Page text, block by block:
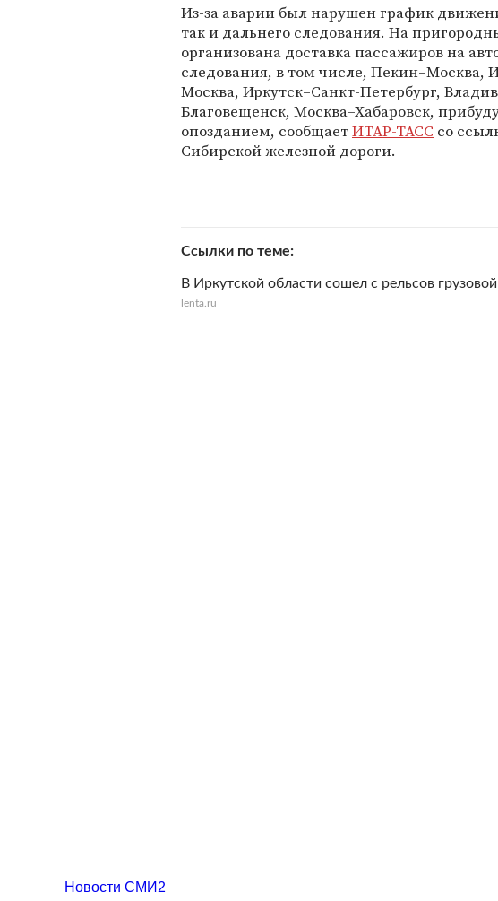
Из-за аварии был нарушен график
так и дальнего следования. На
организована доставка пассажиров на
следования, в том числе, Пекин–Москва,
Москва, Иркутск–Санкт-Петербург,
Благовещенск, Москва–Хабаровск,
опозданием, сообщаетИТАР-ТАСС со
Сибирской железной дороги.
Ссылки по теме
В Иркутской области сошел с рельсов
lenta.ru
Новости СМИ2